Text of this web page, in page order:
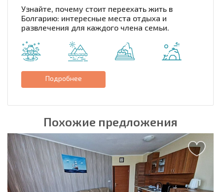
Узнайте, почему стоит переехать жить в
Болгарию: интересные места отдыха и
развлечения для каждого члена семьи.
Подробнее
Похожие предложения